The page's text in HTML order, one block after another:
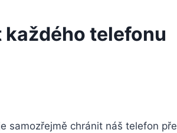
telefonu
chránit náš telefon